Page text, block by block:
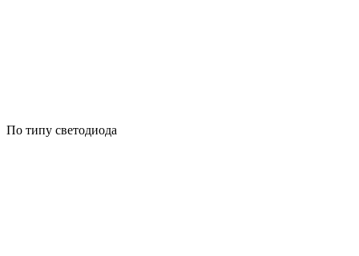
По типу светодиода